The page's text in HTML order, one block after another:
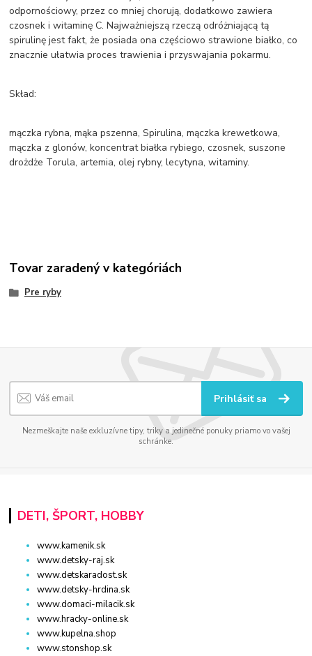
odpornościowy, przez co mniej chorują, dodatkowo zawiera
czosnek i witaminę C. Najważniejszą rzeczą odróżniającą tą
spirulinę jest fakt, że posiada ona częściowo strawione białko, co
znacznie ułatwia proces trawienia i przyswajania pokarmu.
Skład:
mączka rybna, mąka pszenna, Spirulina, mączka krewetkowa,
mączka z glonów, koncentrat białka rybiego, czosnek, suszone
drożdże Torula, artemia, olej rybny, lecytyna, witaminy.
Tovar zaradený v kategóriách
Pre ryby
Prihlásiť sa
Nezmeškajte naše exkluzívne tipy, triky a jedinečné ponuky priamo vo vašej
schránke.
DETI, ŠPORT, HOBBY
www.kamenik.sk
www.detsky-raj.sk
www.detskaradost.sk
www.detsky-hrdina.sk
www.domaci-milacik.sk
www.hracky-online.sk
www.kupelna.shop
www.stonshop.sk